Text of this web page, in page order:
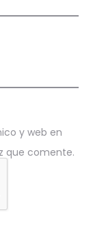
y web en
que comente.